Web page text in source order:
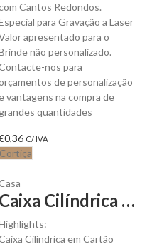
Cantos Redondos.
para Gravação a Laser
apresentado para o
não personalizado.
nos para
de personalização
vantagens na compra de
grandes quantidades
0,36 C/ IVA
Cortiça
Caixa Cilíndrica em Cartão Boxie Can Nat CHR L para personalizar
Cilíndrica em Cartão